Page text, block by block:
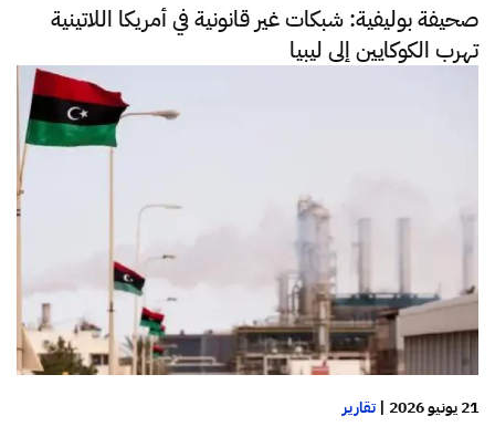
صحيفة بوليفية: شبكات غير قانونية في أمريكا اللاتينية
تهرب الكوكايين إلى ليبيا
21 يونيو 2026 |تقارير